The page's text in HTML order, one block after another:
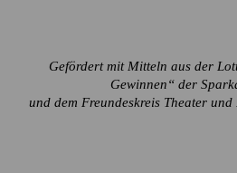
Gefördert mit Mitteln aus der
Gewinnen“ der
und dem Freundeskreis Theater